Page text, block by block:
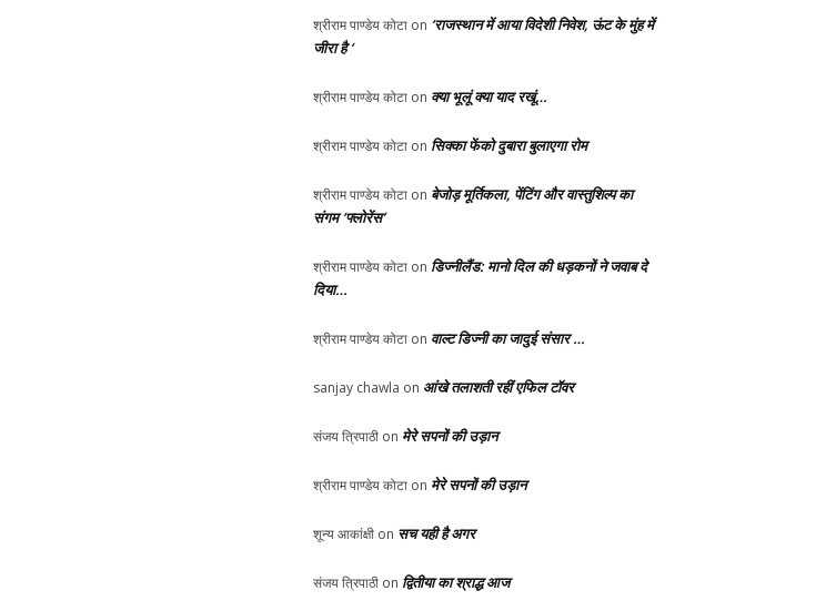
श्रीराम पाण्डेय कोटा on ‘राजस्थान में आया विदेशी निवेश, ऊंट के मुंह में
जीरा है ‘
श्रीराम पाण्डेय कोटा on क्या भूलूं क्या याद रखूं…
श्रीराम पाण्डेय कोटा on सिक्का फेंको दुबारा बुलाएगा रोम
श्रीराम पाण्डेय कोटा on बेजोड़ मूर्तिकला, पेंटिंग और वास्तुशिल्प का
संगम ‘फ्लोरेंस’
श्रीराम पाण्डेय कोटा on डिज्नीलैंड: मानो दिल की धड़कनों ने जवाब दे
दिया…
श्रीराम पाण्डेय कोटा on वाल्ट डिज्नी का जादुई संसार …
sanjay chawla on आंखे तलाशती रहीं एफिल टॉवर
संजय त्रिपाठी on मेरे सपनों की उड़ान
श्रीराम पाण्डेय कोटा on मेरे सपनों की उड़ान
शून्य आकांक्षी on सच यही है अगर
संजय त्रिपाठी on द्वितीया का श्राद्ध आज